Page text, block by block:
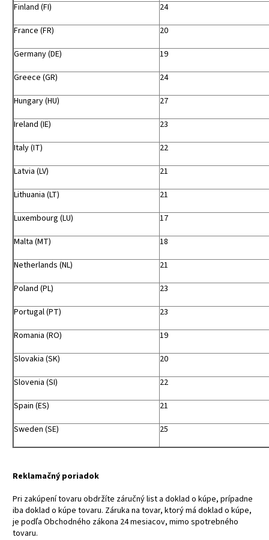
Finland (FI)
24
France (FR)
20
Germany (DE)
19
Greece (GR)
24
Hungary (HU)
27
Ireland (IE)
23
Italy (IT)
22
Latvia (LV)
21
Lithuania (LT)
21
Luxembourg (LU)
17
Malta (MT)
18
Netherlands (NL)
21
Poland (PL)
23
Portugal (PT)
23
Romania (RO)
19
Slovakia (SK)
20
Slovenia (SI)
22
Spain (ES)
21
Sweden (SE)
25
Reklamačný poriadok
Pri zakúpení tovaru obdržíte záručný list a doklad o kúpe, prípadne
iba doklad o kúpe tovaru. Záruka na tovar, ktorý má doklad o kúpe,
je podľa Obchodného zákona 24 mesiacov, mimo spotrebného
tovaru.